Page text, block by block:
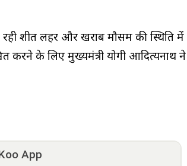
शीत लहर और खराब मौसम की स्थिति में
करने के लिए मुख्यमंत्री योगी आदित्यनाथ
App